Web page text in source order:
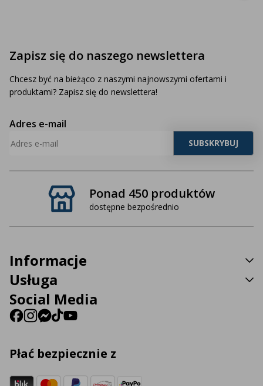
Ponad 450 produktów
dostępne bezpośrednio
Zapisz się do naszego newslettera
Chcesz być na bieżąco z naszymi najnowszymi ofertami i
produktami? Zapisz się do newslettera!
Adres e-mail
Informacje
Usługa
Social Media
Płać bezpiecznie z